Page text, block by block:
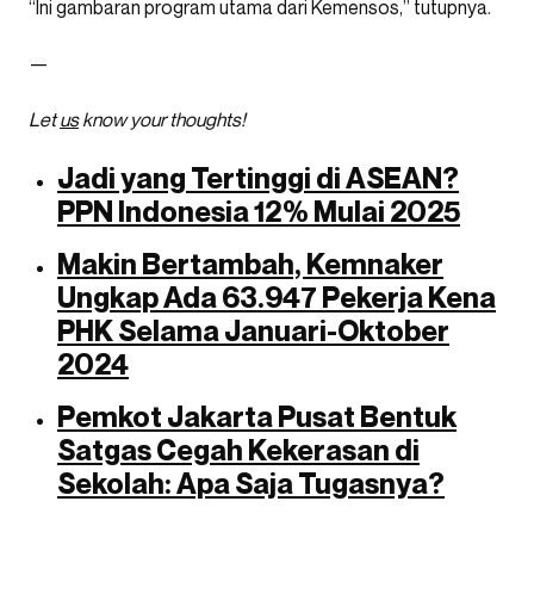
“Ini gambaran program utama dari Kemensos,” tutupnya.
—
Letusknow your thoughts!
Jadi yang Tertinggi di ASEAN?
PPN Indonesia 12% Mulai 2025
Makin Bertambah, Kemnaker
Ungkap Ada 63.947 Pekerja Kena
PHK Selama Januari-Oktober
2024
Pemkot Jakarta Pusat Bentuk
Satgas Cegah Kekerasan di
Sekolah: Apa Saja Tugasnya?